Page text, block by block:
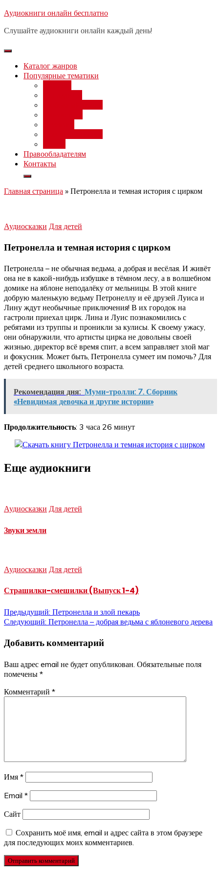
Перейти
содержимому
Аудиокниги онлайн бесплатно
Слушайте аудиокниги онлайн каждый день!
Каталог жанров
Популярные тематики
Правообладателям
Контакты
Главная страница » Петронелла и темная история с цирком
Аудиосказки Для детей
Петронелла и темная история с цирком
Петронелла – не обычная ведьма, а добрая и весёлая. И живёт
она не в какой-нибудь избушке в тёмном лесу, а в волшебном
домике на яблоне неподалёку от мельницы. В этой книге
добрую маленькую ведьму Петронеллу и её друзей Луиса и
Лину ждут необычные приключения! В их городок на
гастроли приехал цирк. Лина и Луис познакомились с
ребятами из труппы и проникли за кулисы. К своему ужасу,
они обнаружили, что артисты цирка не довольны своей
жизнью, директор всё время спит, а всем заправляет злой маг
и фокусник. Может быть, Петронелла сумеет им помочь? Для
детей среднего школьного возраста.
Рекомендация дня: Муми-тролли: 7. Сборник
«Невидимая девочка и другие истории»
Продолжительность: 3 часа 26 минут
Еще аудиокниги
Аудиосказки Для детей
Звуки земли
Аудиосказки Для детей
Страшилки-смешилки (Выпуск 1-4)
Навигация
записям
Предыдущий: Петронелла и злой пекарь
Следующий: Петронелла – добрая ведьма с яблоневого дерева
Добавить комментарий
Ваш адрес email не будет опубликован. Обязательные поля
помечены *
Комментарий *
Имя *
Email *
Сайт
Сохранить моё имя, email и адрес сайта в этом браузере
для последующих моих комментариев.
Бесплатный вебинар: заработок
день